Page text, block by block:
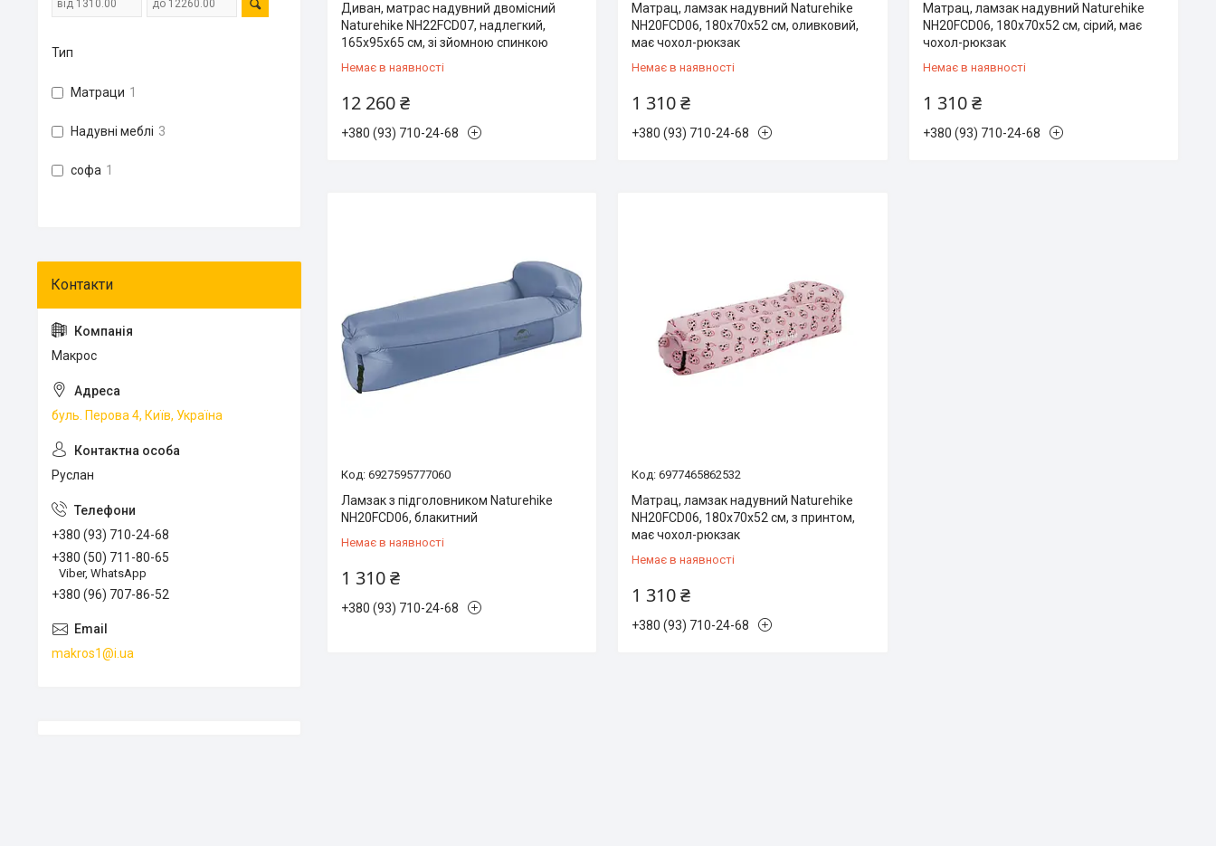
Диван, матрас надувний двомісний
Naturehike NH22FCD07, надлегкий,
165x95x65 см, зі зйомною спинкою
Немає в наявності
12 260 ₴
+380 (93) 710-24-68
Матрац, ламзак надувний Naturehike
NH20FCD06, 180х70х52 см, оливковий,
має чохол-рюкзак
Немає в наявності
1 310 ₴
+380 (93) 710-24-68
Матрац, ламзак надувний Naturehike
NH20FCD06, 180х70х52 см, сірий, має
чохол-рюкзак
Немає в наявності
1 310 ₴
+380 (93) 710-24-68
6927595777060
Ламзак з підголовником Naturehike
NH20FCD06, блакитний
Немає в наявності
1 310 ₴
+380 (93) 710-24-68
6977465862532
Матрац, ламзак надувний Naturehike
NH20FCD06, 180х70х52 см, з принтом,
має чохол-рюкзак
Немає в наявності
1 310 ₴
+380 (93) 710-24-68
Тип
Матраци 1
Надувні меблі 3
софа 1
Макрос
буль. Перова 4, Київ, Україна
Руслан
+380 (93) 710-24-68
+380 (50) 711-80-65
Viber, WhatsApp
+380 (96) 707-86-52
makros1@i.ua